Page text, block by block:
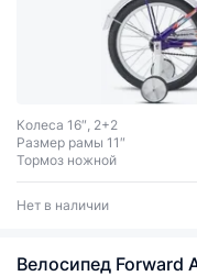
Колеса 16″, 2+2
Размер рамы 11″
Тормоз ножной
Нет в наличии
Велосипед Forward